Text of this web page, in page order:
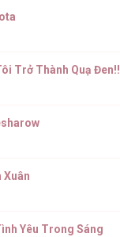
Trở Thành Quạ Đen!!
Xuân
Yêu Trong Sáng